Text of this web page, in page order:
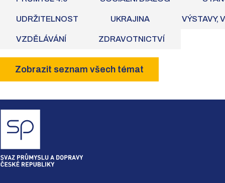
UDRŽITELNOST UKRAJINA VÝSTAVY,
VZDĚLÁVÁNÍ ZDRAVOTNICTVÍ
Zobrazit seznam všech témat